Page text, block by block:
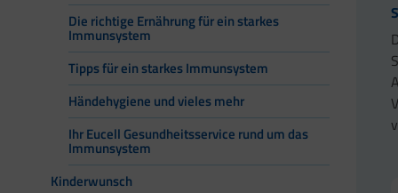
Die richtige Ernährung für ein starkes
Immunsystem
Tipps für ein starkes Immunsystem
Händehygiene und vieles mehr
Ihr Eucell Gesundheitsservice rund um das
Immunsystem
Kinderwunsch